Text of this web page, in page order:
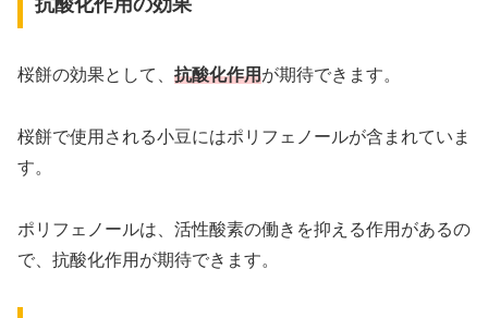
抗酸化作用の効果
桜餅の効果として、 抗酸化作用が期待できます。
桜餅で使用される小豆にはポリフェノールが含まれていま
す。
ポリフェノールは、活性酸素の働きを抑える作用があるの
で、抗酸化作用が期待できます。